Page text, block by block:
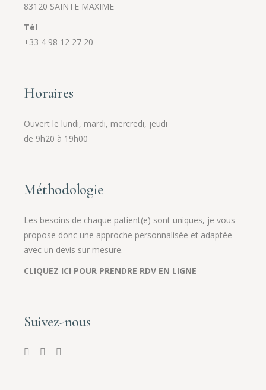
83120 SAINTE MAXIME
Tél
+33 4 98 12 27 20
Horaires
Ouvert le lundi, mardi, mercredi, jeudi
de 9h20 à 19h00
Méthodologie
Les besoins de chaque patient(e) sont uniques, je vous
propose donc une approche personnalisée et adaptée
avec un devis sur mesure.
CLIQUEZ ICI POUR PRENDRE RDV EN LIGNE
Suivez-nous